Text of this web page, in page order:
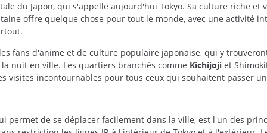
du Japon, qui s'appelle aujourd'hui Tokyo. Sa culture riche
offre quelque chose pour tout le monde, avec une activité
fans d'anime et de culture populaire japonaise, qui y
nuit en ville. Les quartiers branchés comme Kichijoji et
visites incontournables pour tous ceux qui souhaitent passer
permet de se déplacer facilement dans la ville, est l'un des